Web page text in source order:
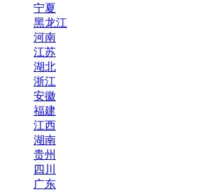
宁夏
黑龙江
河南
江苏
湖北
浙江
安徽
福建
江西
湖南
贵州
四川
广东